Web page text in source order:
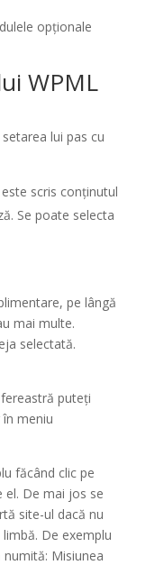
opționale
WPML
lui pas cu
scris conținutul
Se poate selecta
pe lângă
mai multe.
selectată.
puteți
meniu
făcând clic pe
el. De mai jos se
site-ul dacă nu
De exemplu
Misiunea